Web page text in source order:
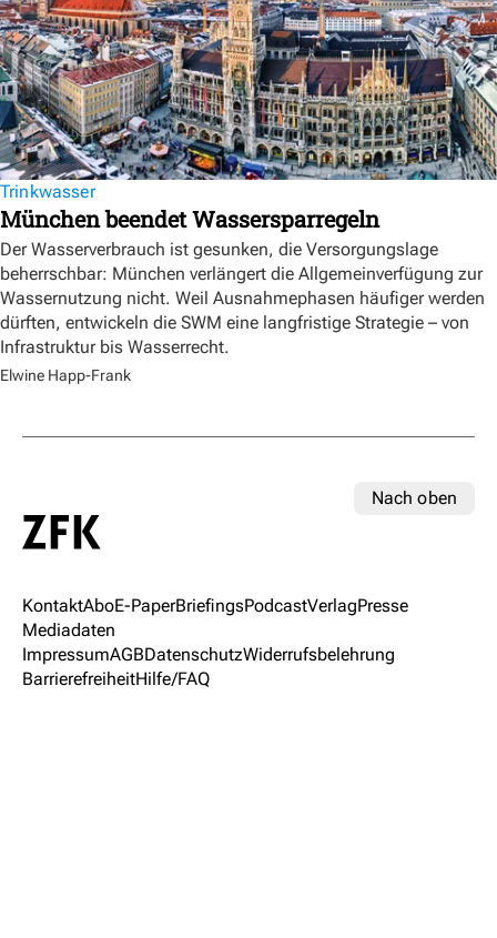
Trinkwasser
München beendet Wassersparregeln
Der Wasserverbrauch ist gesunken, die Versorgungslage
beherrschbar: München verlängert die Allgemeinverfügung zur
Wassernutzung nicht. Weil Ausnahmephasen häufiger werden
dürften, entwickeln die SWM eine langfristige Strategie – von
Infrastruktur bis Wasserrecht.
Elwine Happ-Frank
Nach oben
KontaktAboE-PaperBriefingsPodcastVerlagPresse
Mediadaten
ImpressumAGBDatenschutzWiderrufsbelehrung
BarrierefreiheitHilfe/FAQ